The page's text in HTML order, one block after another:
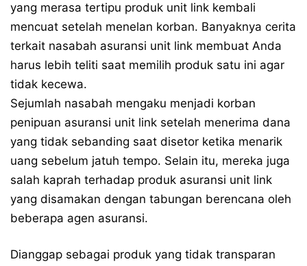
yang merasa tertipu produk unit link kembali
mencuat setelah menelan korban. Banyaknya cerita
terkait nasabah asuransi unit link membuat Anda
harus lebih teliti saat memilih produk satu ini agar
tidak kecewa.
Sejumlah nasabah mengaku menjadi korban
penipuan asuransi unit link setelah menerima dana
yang tidak sebanding saat disetor ketika menarik
uang sebelum jatuh tempo. Selain itu, mereka juga
salah kaprah terhadap produk asuransi unit link
yang disamakan dengan tabungan berencana oleh
beberapa agen asuransi.
Dianggap sebagai produk yang tidak transparan